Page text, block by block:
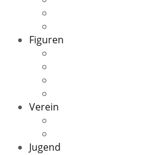
Figuren
Verein
Jugend